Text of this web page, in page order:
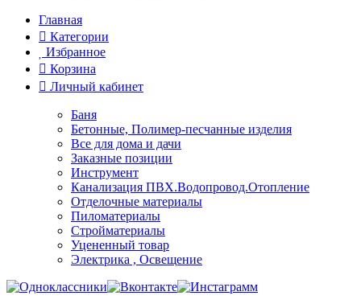
Главная
Категории
Избранное
Корзина
Личный кабинет
Баня
Бетонные, Полимер-песчанные изделия
Все для дома и дачи
Заказные позиции
Инструмент
Канализация ПВХ.Водопровод.Отопление
Отделочные материалы
Пиломатериалы
Стройматериалы
Уцененный товар
Электрика , Освещение